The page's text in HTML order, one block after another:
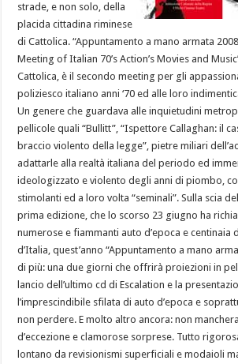
strade, e non solo, della
placida cittadina riminese
di Cattolica. “Appuntamento a mano armata
Meeting of Italian 70’s Action’s Movies and
Cattolica, è il secondo meeting per gli
poliziesco italiano anni ‘70 ed alle loro
Un genere che guardava alle inquietudini
pellicole quali “Bullitt”, “Ispettore Callaghan: il
braccio violento della legge”, pietre miliari
adattarle alla realtà italiana del periodo ed
ideologizzato e violento degli anni di piombo,
stimolanti ed a loro volta “seminali”. Sulla scia
prima edizione, che lo scorso 23 giugno ha
numerose e fiammanti auto d’epoca e centinaia
d’Italia, quest’anno “Appuntamento a mano
di più: una due giorni che offrirà proiezioni in
lancio dell’ultimo cd di Escalation e la
l’imprescindibile sfilata di auto d’epoca e
non perdere. E molto altro ancora: non
d’eccezione e clamorose sorprese. Tutto
lontano da revisionismi superficiali e modaioli